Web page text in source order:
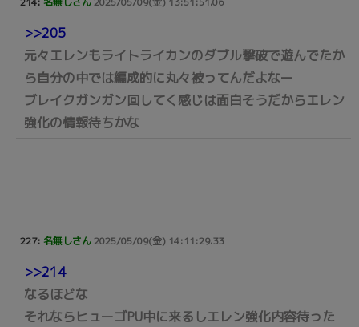
>>205
元々エレンもライトライカンのダブル撃破で遊んでたか
ら自分の中では編成的に丸々被ってんだよなー
ブレイクガンガン回してく感じは面白そうだからエレン
強化の情報待ちかな
227: 名無しさん2025/05/09(金) 14:11:29.33
>>214
なるほどな
それならヒューゴPU中に来るしエレン強化内容待った